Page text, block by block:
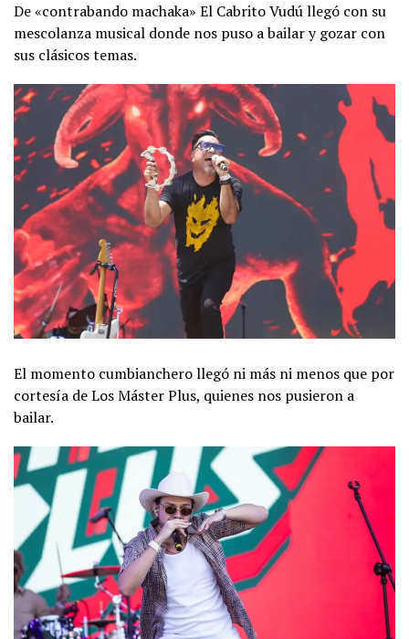
De «contrabando machaka» El Cabrito Vudú llegó con su
mescolanza musical donde nos puso a bailar y gozar con
sus clásicos temas.
El momento cumbianchero llegó ni más ni menos que por
cortesía de Los Máster Plus, quienes nos pusieron a
bailar.